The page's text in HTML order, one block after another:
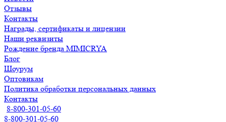
Отзывы
Контакты
Награды, сертификаты и лицензии
Наши реквизиты
Рождение бренда MIMICRYA
Блог
Шоурум
Оптовикам
Политика обработки персональных данных
Контакты
8-800-301-05-60
8-800-301-05-60